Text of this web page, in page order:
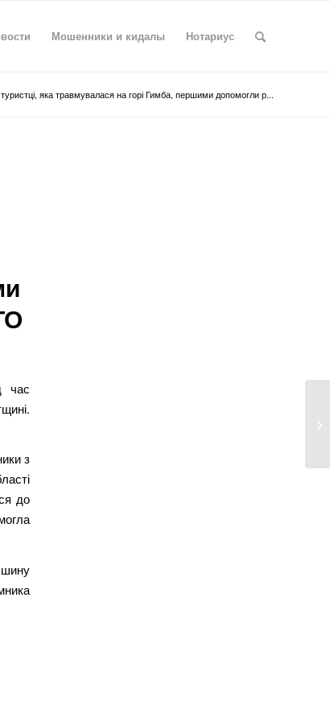
Мошенники и кидалы Нотариус
яка травмувалася на горі Гимба, першими допомогли р...
час
з
до